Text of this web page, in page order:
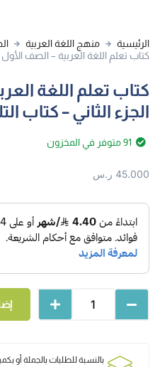
الرئيسية منهج اللغة العربية
كتاب تعلم اللغة العربية – الصف الأول
كتاب تعلم اللغة
الجزء الثاني – كتاب
91 متوفر في المخزون
45.000 ر.س
بالنسبة للطلبات بالجملة أو